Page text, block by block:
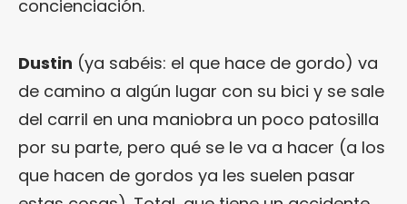
concienciación.
Dustin (ya sabéis: el que hace de gordo) va
de camino a algún lugar con su bici y se sale
del carril en una maniobra un poco patosilla
por su parte, pero qué se le va a hacer (a los
que hacen de gordos ya les suelen pasar